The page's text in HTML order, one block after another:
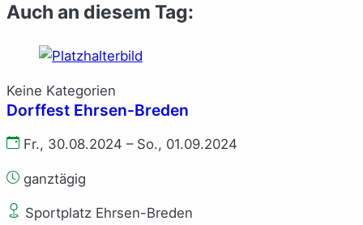
Auch an diesem Tag:
Keine Kategorien
Dorffest Ehrsen-Breden
Fr., 30.08.2024 – So., 01.09.2024
ganztägig
Sportplatz Ehrsen-Breden